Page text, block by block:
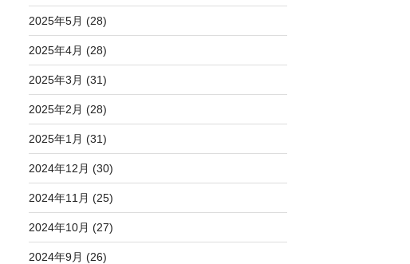
2025年5月 (28)
2025年4月 (28)
2025年3月 (31)
2025年2月 (28)
2025年1月 (31)
2024年12月 (30)
2024年11月 (25)
2024年10月 (27)
2024年9月 (26)